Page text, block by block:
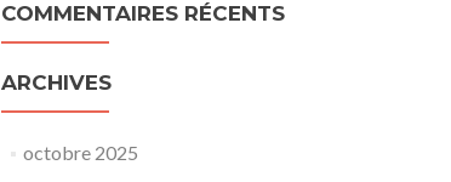
COMMENTAIRES RÉCENTS
ARCHIVES
octobre 2025